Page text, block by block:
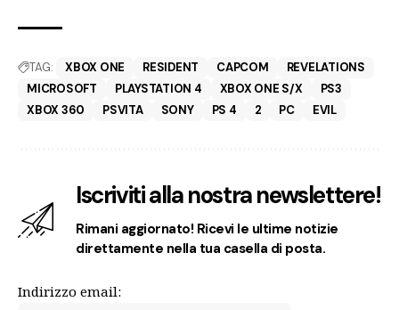
TAG: XBOX ONE RESIDENT CAPCOM
REVELATIONS
MICROSOFT
PLAYSTATION 4 XBOX ONE S/X
PS3
XBOX 360
PSVITA SONY PS 4 2 PC EVIL
Iscriviti alla nostra newslettere!
Rimani aggiornato! Ricevi le ultime notizie
direttamente nella tua casella di posta.
Indirizzo email: